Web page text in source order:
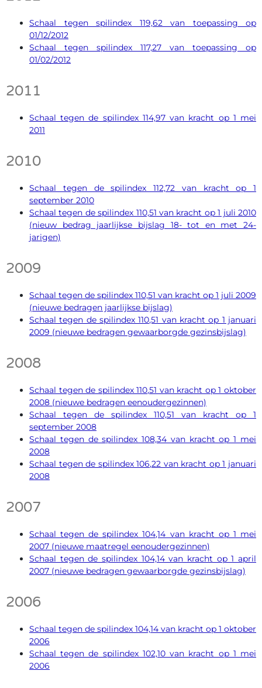
Schaal tegen spilindex 119,62 van toepassing op
01/12/2012
Schaal tegen spilindex 117,27 van toepassing op
01/02/2012
2011
Schaal tegen de spilindex 114,97 van kracht op 1 mei
2011
2010
Schaal tegen de spilindex 112,72 van kracht op 1
september 2010
Schaal tegen de spilindex 110,51 van kracht op 1 juli 2010
(nieuw bedrag jaarlijkse bijslag 18- tot en met 24-
jarigen)
2009
Schaal tegen de spilindex 110,51 van kracht op 1 juli 2009
(nieuwe bedragen jaarlijkse bijslag)
Schaal tegen de spilindex 110,51 van kracht op 1 januari
2009 (nieuwe bedragen gewaarborgde gezinsbijslag)
2008
Schaal tegen de spilindex 110,51 van kracht op 1 oktober
2008 (nieuwe bedragen eenoudergezinnen)
Schaal tegen de spilindex 110,51 van kracht op 1
september 2008
Schaal tegen de spilindex 108,34 van kracht op 1 mei
2008
Schaal tegen de spilindex 106,22 van kracht op 1 januari
2008
2007
Schaal tegen de spilindex 104,14 van kracht op 1 mei
2007 (nieuwe maatregel eenoudergezinnen)
Schaal tegen de spilindex 104,14 van kracht op 1 april
2007 (nieuwe bedragen gewaarborgde gezinsbijslag)
2006
Schaal tegen de spilindex 104,14 van kracht op 1 oktober
2006
Schaal tegen de spilindex 102,10 van kracht op 1 mei
2006